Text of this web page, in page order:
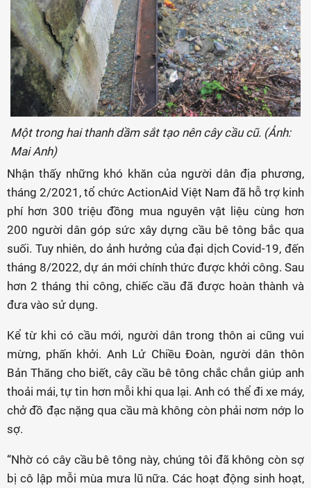
Một trong hai thanh dầm sắt tạo nên cây cầu cũ. (Ảnh:
Mai Anh)
Nhận thấy những khó khăn của người dân địa phương,
tháng 2/2021, tổ chức ActionAid Việt Nam đã hỗ trợ kinh
phí hơn 300 triệu đồng mua nguyên vật liệu cùng hơn
200 người dân góp sức xây dựng cầu bê tông bắc qua
suối. Tuy nhiên, do ảnh hưởng của đại dịch Covid-19, đến
tháng 8/2022, dự án mới chính thức được khởi công. Sau
hơn 2 tháng thi công, chiếc cầu đã được hoàn thành và
đưa vào sử dụng.
Kể từ khi có cầu mới, người dân trong thôn ai cũng vui
mừng, phấn khởi. Anh Lử Chiều Đoàn, người dân thôn
Bản Thăng cho biết, cây cầu bê tông chắc chắn giúp anh
thoải mái, tự tin hơn mỗi khi qua lại. Anh có thể đi xe máy,
chở đồ đạc nặng qua cầu mà không còn phải nơm nớp lo
sợ.
“Nhờ có cây cầu bê tông này, chúng tôi đã không còn sợ
bị cô lập mỗi mùa mưa lũ nữa. Các hoạt động sinh hoạt,